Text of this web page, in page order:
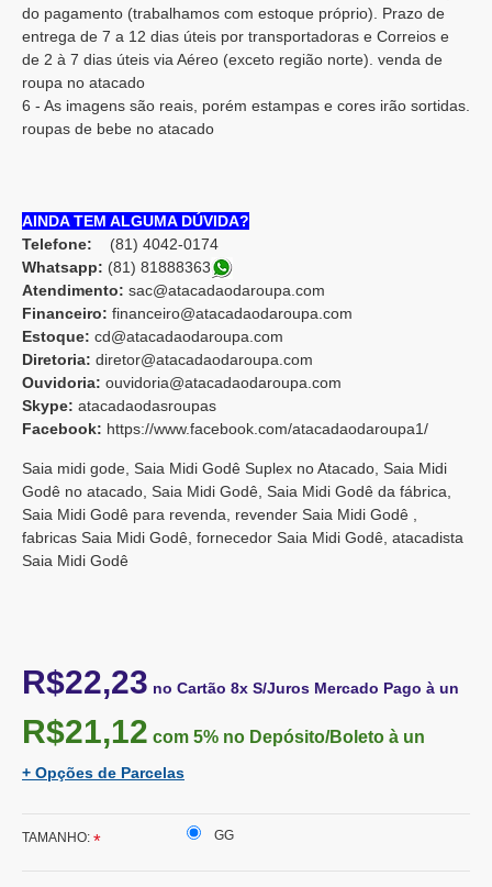
do pagamento (trabalhamos com estoque próprio). Prazo de
entrega de 7 a 12 dias úteis por transportadoras e Correios e
de 2 à 7 dias úteis via Aéreo (exceto região norte). venda de
roupa no atacado
6 - As imagens são reais, porém estampas e cores irão sortidas.
roupas de bebe no atacado
AINDA TEM ALGUMA DÚVIDA?
Telefone: (81) 4042-0174
Whatsapp: (81) 81888363
Atendimento: sac@atacadaodaroupa.com
Financeiro: financeiro@atacadaodaroupa.com
Estoque: cd@atacadaodaroupa.com
Diretoria: diretor@atacadaodaroupa.com
Ouvidoria: ouvidoria@atacadaodaroupa.com
Skype: atacadaodasroupas
Facebook: https://www.facebook.com/atacadaodaroupa1/
Saia midi gode, Saia Midi Godê Suplex no Atacado, Saia Midi
Godê no atacado, Saia Midi Godê, Saia Midi Godê da fábrica,
Saia Midi Godê para revenda, revender Saia Midi Godê ,
fabricas Saia Midi Godê, fornecedor Saia Midi Godê, atacadista
Saia Midi Godê
R$22,23 no Cartão 8x S/Juros Mercado Pago à un
R$21,12 com 5% no Depósito/Boleto à un
+ Opções de Parcelas
TAMANHO: GG